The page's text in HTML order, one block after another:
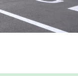
～)
NO.1750032)